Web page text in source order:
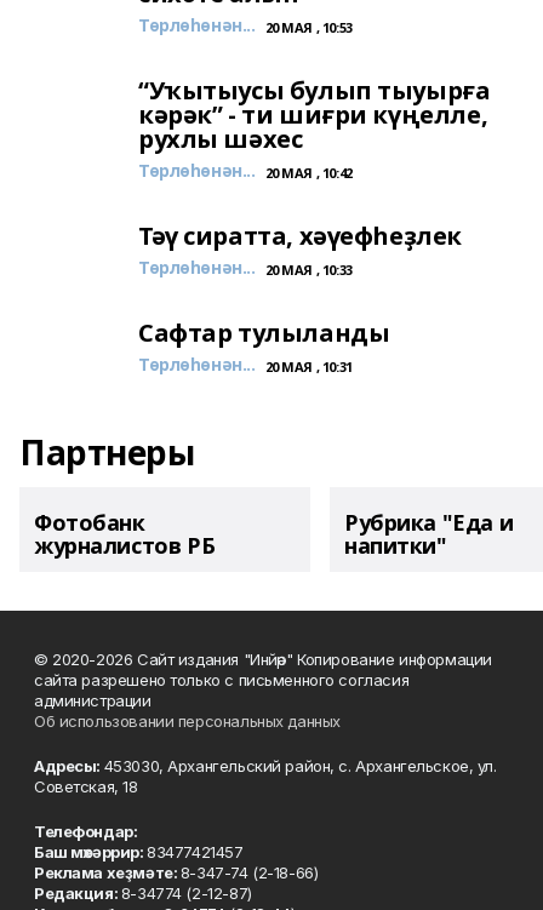
Төрлөһөнән... 20 МАЯ , 10:53
“Уҡытыусы булып тыуырға
кәрәк” - ти шиғри күңелле,
рухлы шәхес
Төрлөһөнән... 20 МАЯ , 10:42
Тәү сиратта, хәүефһеҙлек
Төрлөһөнән... 20 МАЯ , 10:33
Сафтар тулыланды
Төрлөһөнән... 20 МАЯ , 10:31
Партнеры
Фотобанк
журналистов РБ
Рубрика "Еда и
напитки"
© 2020-2026 Сайт издания "Инйәр" Копирование информации
сайта разрешено только с письменного согласия
администрации
Об использовании персональных данных
Адресы: 453030, Архангельский район, с. Архангельское, ул.
Советская, 18
Телефондар:
Баш мөхәррир:83477421457
Реклама хеҙмәте:8-347-74 (2-18-66)
Редакция:8-34774 (2-12-87)